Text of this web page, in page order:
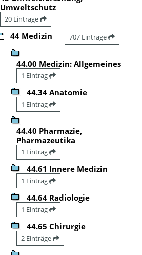
Umweltschutz
20 Einträge
44 Medizin 707 Einträge
44.00 Medizin: Allgemeines
1 Eintrag
44.34 Anatomie
1 Eintrag
44.40 Pharmazie,
Pharmazeutika
1 Eintrag
44.61 Innere Medizin
1 Eintrag
44.64 Radiologie
1 Eintrag
44.65 Chirurgie
2 Einträge